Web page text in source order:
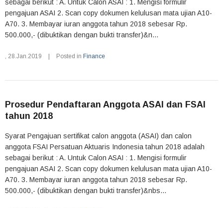
sebagai berikut : A. Untuk Calon ASAI : 1. Mengisi formulir
pengajuan ASAI 2. Scan copy dokumen kelulusan mata ujian A10-
A70. 3. Membayar iuran anggota tahun 2018 sebesar Rp.
500.000,- (dibuktikan dengan bukti transfer)&n...
, 28.Jan.2019 Posted in Finance
Prosedur Pendaftaran Anggota ASAI dan FSAI
tahun 2018
Syarat Pengajuan sertifikat calon anggota (ASAI) dan calon
anggota FSAI Persatuan Aktuaris Indonesia tahun 2018 adalah
sebagai berikut : A. Untuk Calon ASAI : 1. Mengisi formulir
pengajuan ASAI 2. Scan copy dokumen kelulusan mata ujian A10-
A70. 3. Membayar iuran anggota tahun 2018 sebesar Rp.
500.000,- (dibuktikan dengan bukti transfer)&nbs...